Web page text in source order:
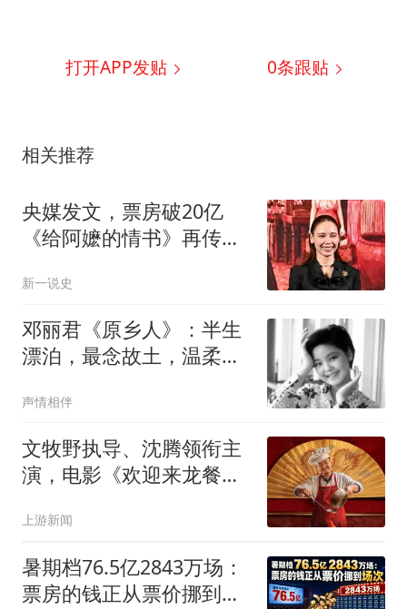
打开APP发贴 0条跟贴
相关推荐
央媒发文，票房破20亿
《给阿嬷的情书》再传喜
新一说史
邓丽君《原乡人》：半生
漂泊，最念故土，温柔歌
声情相伴
文牧野执导、沈腾领衔主
演，电影《欢迎来龙餐
上游新闻
暑期档76.5亿2843万场：
票房的钱正从票价挪到场